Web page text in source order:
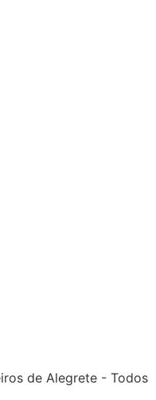
de Alegrete - Todos